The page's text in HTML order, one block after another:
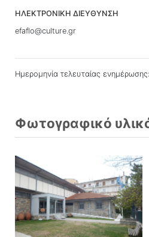
ΗΛΕΚΤΡΟΝΙΚΗ ΔΙΕΥΘΥΝΣΗ
efaflo@culture.gr
Ημερομηνία τελευταίας
Φωτογραφικό